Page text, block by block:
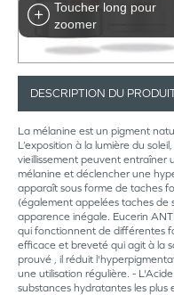
Toucher long pour
zoomer
DESCRIPTION DU
La mélanine est un pigment
L’exposition à la lumière du
vieillissement peuvent
mélanine et déclencher une
apparaît sous forme de taches
(également appelées taches de
apparence inégale. Eucerin
qui fonctionnent de différentes
efficace et breveté qui agit à la
prouvé , il réduit
une utilisation régulière. -
substances hydratantes les